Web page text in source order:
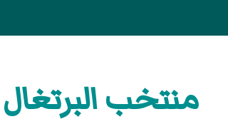
منتخب البرتغال تحت 15